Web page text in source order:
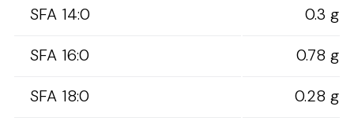
SFA 14:0
0.3 g
SFA 16:0
0.78 g
SFA 18:0
0.28 g